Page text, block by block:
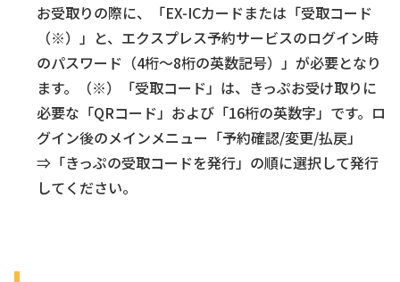
お受取りの際に、「EX-ICカードまたは「受取コード
（※）」と、エクスプレス予約サービスのログイン時
のパスワード（4桁～8桁の英数記号）」が必要となり
ます。（※）「受取コード」は、きっぷお受け取りに
必要な「QRコード」および「16桁の英数字」です。ロ
グイン後のメインメニュー「予約確認/変更/払戻」
⇒「きっぷの受取コードを発行」の順に選択して発行
してください。